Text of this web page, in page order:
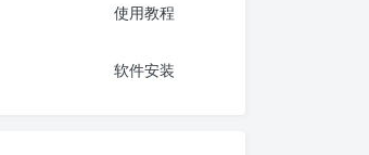
使用教程
软件安装